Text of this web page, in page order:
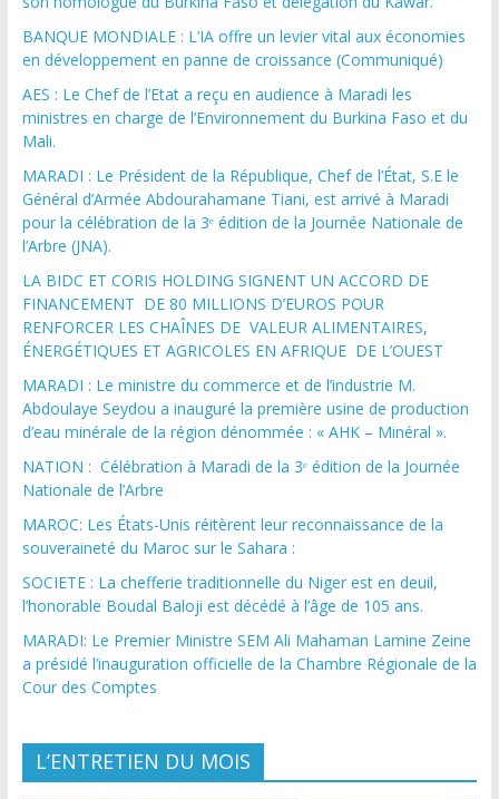
BANQUE MONDIALE : L’IA offre un levier vital aux économies
en développement en panne de croissance (Communiqué)
AES : Le Chef de l’Etat a reçu en audience à Maradi les
ministres en charge de l’Environnement du Burkina Faso et du
Mali.
MARADI : Le Président de la République, Chef de l’État, S.E le
Général d’Armée Abdourahamane Tiani, est arrivé à Maradi
pour la célébration de la 3ᵉ édition de la Journée Nationale de
l’Arbre (JNA).
LA BIDC ET CORIS HOLDING SIGNENT UN ACCORD DE
FINANCEMENT DE 80 MILLIONS D’EUROS POUR
RENFORCER LES CHAÎNES DE VALEUR ALIMENTAIRES,
ÉNERGÉTIQUES ET AGRICOLES EN AFRIQUE DE L’OUEST
MARADI : Le ministre du commerce et de l’industrie M.
Abdoulaye Seydou a inauguré la première usine de production
d’eau minérale de la région dénommée : « AHK – Minéral ».
NATION : Célébration à Maradi de la 3ᵉ édition de la Journée
Nationale de l’Arbre
MAROC: Les États-Unis réitèrent leur reconnaissance de la
souveraineté du Maroc sur le Sahara :
SOCIETE : La chefferie traditionnelle du Niger est en deuil,
l’honorable Boudal Baloji est décédé à l’âge de 105 ans.
MARADI: Le Premier Ministre SEM Ali Mahaman Lamine Zeine
a présidé l’inauguration officielle de la Chambre Régionale de la
Cour des Comptes
L’ENTRETIEN DU MOIS